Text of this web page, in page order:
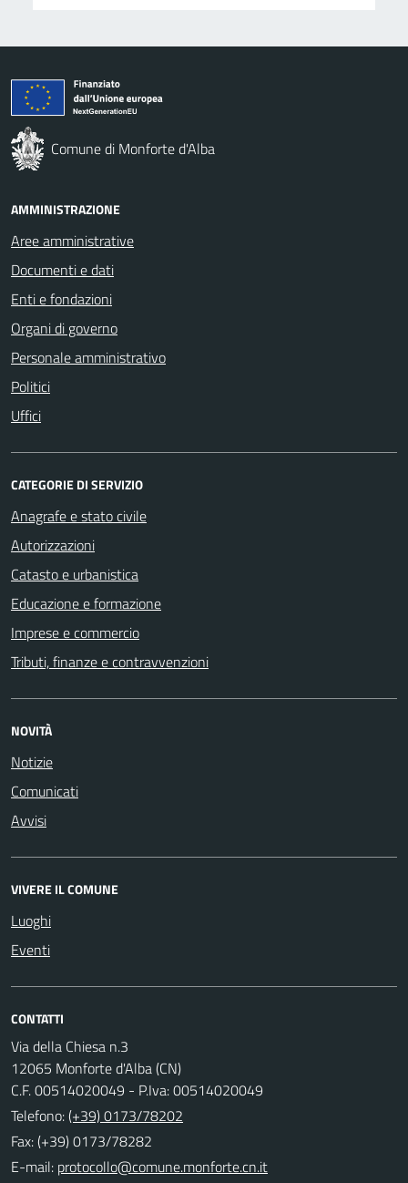
Comune di Monforte d'Alba
AMMINISTRAZIONE
Aree amministrative
Documenti e dati
Enti e fondazioni
Organi di governo
Personale amministrativo
Politici
Uffici
CATEGORIE DI SERVIZIO
Anagrafe e stato civile
Autorizzazioni
Catasto e urbanistica
Educazione e formazione
Imprese e commercio
Tributi, finanze e contravvenzioni
NOVITÀ
Notizie
Comunicati
Avvisi
VIVERE IL COMUNE
Luoghi
Eventi
CONTATTI
Via della Chiesa n.3
12065 Monforte d'Alba (CN)
C.F. 00514020049 - P.Iva: 00514020049
Telefono:(+39) 0173/78202
Fax: (+39) 0173/78282
E-mail: